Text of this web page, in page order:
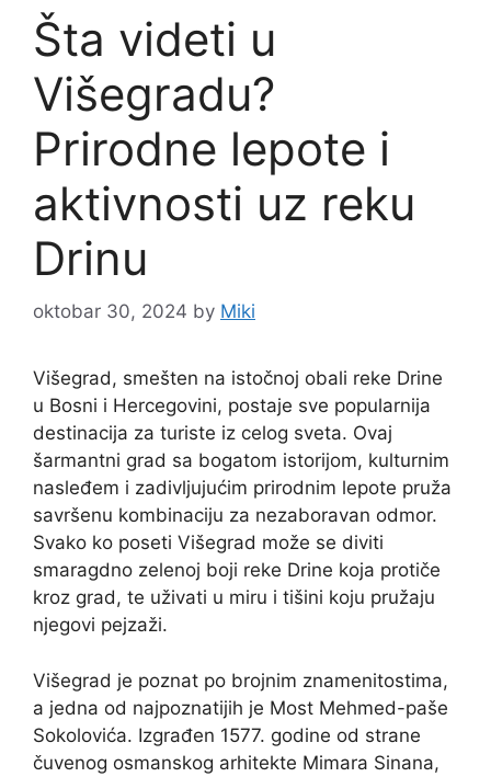
Šta videti u
Višegradu?
Prirodne lepote i
aktivnosti uz reku
Drinu
oktobar 30, 2024 by Miki
Višegrad, smešten na istočnoj obali reke Drine
u Bosni i Hercegovini, postaje sve popularnija
destinacija za turiste iz celog sveta. Ovaj
šarmantni grad sa bogatom istorijom, kulturnim
nasleđem i zadivljujućim prirodnim lepote pruža
savršenu kombinaciju za nezaboravan odmor.
Svako ko poseti Višegrad može se diviti
smaragdno zelenoj boji reke Drine koja protiče
kroz grad, te uživati u miru i tišini koju pružaju
njegovi pejzaži.
Višegrad je poznat po brojnim znamenitostima,
a jedna od najpoznatijih je Most Mehmed-paše
Sokolovića. Izgrađen 1577. godine od strane
čuvenog osmanskog arhitekte Mimara Sinana,